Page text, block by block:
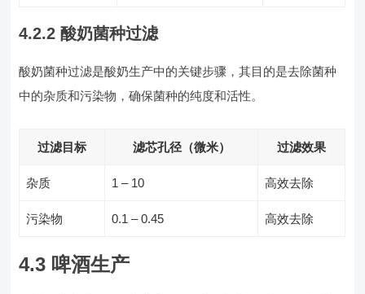
4.2.2 酸奶菌种过滤
酸奶菌种过滤是酸奶生产中的关键步骤，其目的是去除菌种
中的杂质和污染物，确保菌种的纯度和活性。
过滤目标 滤芯孔径（微米） 过滤效果
杂质 1 – 10 高效去除
污染物 0.1 – 0.45 高效去除
4.3 啤酒生产